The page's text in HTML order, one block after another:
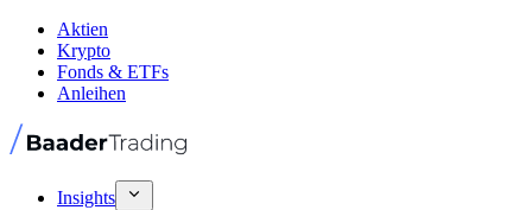
Aktien
Krypto
Fonds & ETFs
Anleihen
Insights